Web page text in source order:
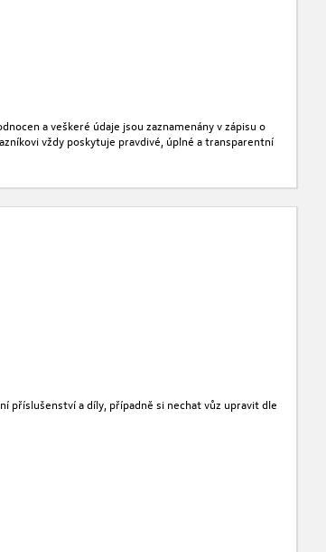
a veškeré údaje jsou zaznamenány v zápisu o
vždy poskytuje pravdivé, úplné a transparentní
příslušenství a díly, případně si nechat vůz upravit dle